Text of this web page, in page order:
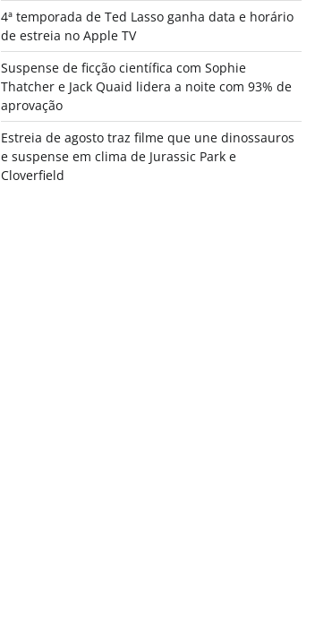
4ª temporada de Ted Lasso ganha data e horário
de estreia no Apple TV
Suspense de ficção científica com Sophie
Thatcher e Jack Quaid lidera a noite com 93% de
aprovação
Estreia de agosto traz filme que une dinossauros
e suspense em clima de Jurassic Park e
Cloverfield